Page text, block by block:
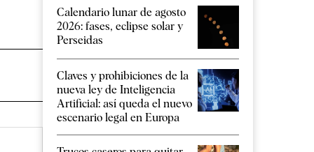
Calendario lunar de agosto
2026: fases, eclipse solar y
Perseidas
Claves y prohibiciones de la
nueva ley de Inteligencia
Artificial: así queda el nuevo
escenario legal en Europa